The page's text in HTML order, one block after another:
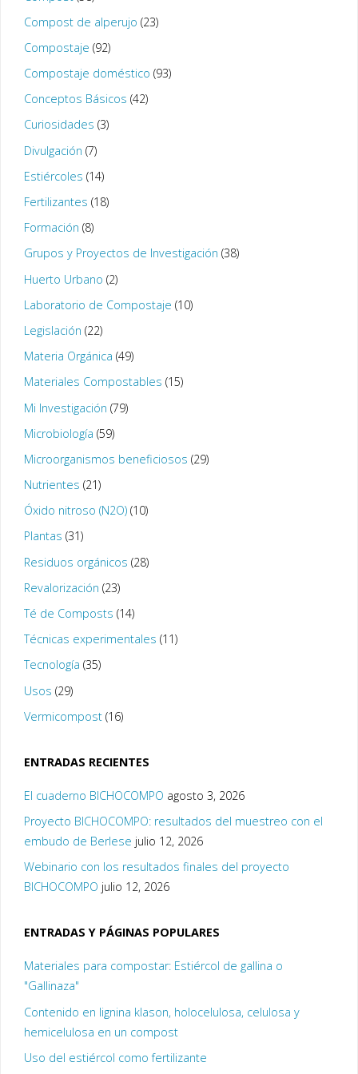
Compost de alperujo (23)
Compostaje (92)
Compostaje doméstico (93)
Conceptos Básicos (42)
Curiosidades (3)
Divulgación (7)
Estiércoles (14)
Fertilizantes (18)
Formación (8)
Grupos y Proyectos de Investigación (38)
Huerto Urbano (2)
Laboratorio de Compostaje (10)
Legislación (22)
Materia Orgánica (49)
Materiales Compostables (15)
Mi Investigación (79)
Microbiología (59)
Microorganismos beneficiosos (29)
Nutrientes (21)
Óxido nitroso (N2O)(10)
Plantas (31)
Residuos orgánicos (28)
Revalorización (23)
Té de Composts (14)
Técnicas experimentales (11)
Tecnología (35)
Usos (29)
Vermicompost(16)
ENTRADAS RECIENTES
El cuaderno BICHOCOMPO agosto 3, 2026
Proyecto BICHOCOMPO: resultados del muestreo con el
embudo de Berlese julio 12, 2026
Webinario con los resultados finales del proyecto
BICHOCOMPO julio 12, 2026
ENTRADAS Y PÁGINAS POPULARES
Materiales para compostar: Estiércol de gallina o
"Gallinaza"
Contenido en lignina klason, holocelulosa, celulosa y
hemicelulosa en un compost
Uso del estiércol como fertilizante